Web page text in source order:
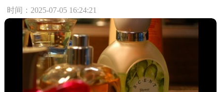
时间：2025-07-05 16:24:21